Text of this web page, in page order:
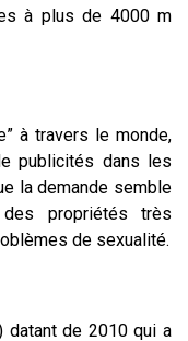
à plus de 4000 m
à travers le monde,
publicités dans les
la demande semble
propriétés très
de sexualité.
datant de 2010 qui a